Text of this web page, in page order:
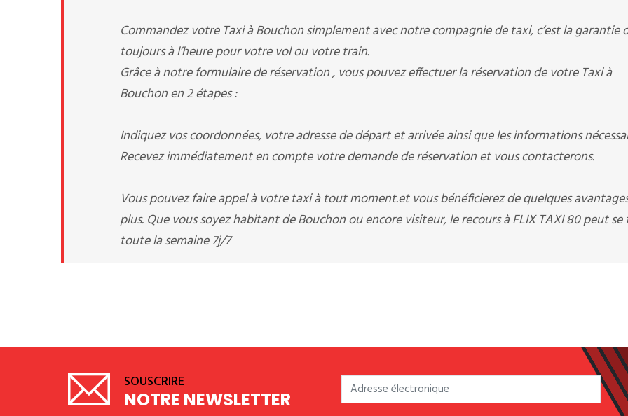
Commandez votre Taxi à Bouchon simplement avec notre compagnie de taxi, c’est la garantie
toujours à l’heure pour votre vol ou votre train.
Grâce à notre formulaire de réservation , vous pouvez effectuer la réservation de votre Taxi à
Bouchon en 2 étapes :
Indiquez vos coordonnées, votre adresse de départ et arrivée ainsi que les informations
Recevez immédiatement en compte votre demande de réservation et vous contacterons.
Vous pouvez faire appel à votre taxi à tout moment.et vous bénéficierez de quelques
plus. Que vous soyez habitant de Bouchon ou encore visiteur, le recours à FLIX TAXI 80 peut se
toute la semaine 7j/7
SOUSCRIRE
NOTRE NEWSLETTER